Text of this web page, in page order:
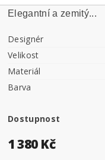
Elegantní a zemitý...
Designér
Velikost
Materiál
Barva
Dostupnost
1 380 Kč